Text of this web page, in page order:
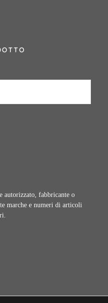
autorizzato, fabbricante o
marche e numeri di articoli